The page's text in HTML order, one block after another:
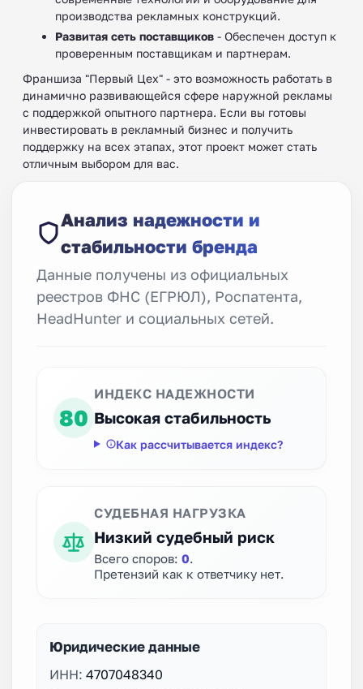
производства рекламных конструкций.
Развитая сеть поставщиков - Обеспечен доступ к
проверенным поставщикам и партнерам.
Франшиза "Первый Цех" - это возможность работать в
динамично развивающейся сфере наружной рекламы
с поддержкой опытного партнера. Если вы готовы
инвестировать в рекламный бизнес и получить
поддержку на всех этапах, этот проект может стать
отличным выбором для вас.
Анализ надежности и
стабильности бренда
Данные получены из официальных
реестров ФНС (ЕГРЮЛ), Роспатента,
HeadHunter и социальных сетей.
80
ИНДЕКС НАДЕЖНОСТИ
Высокая стабильность
Как рассчитывается индекс?
СУДЕБНАЯ НАГРУЗКА
Низкий судебный риск
Всего споров: 0
Претензий как к ответчику нет.
Юридические данные
ИНН: 4707048340